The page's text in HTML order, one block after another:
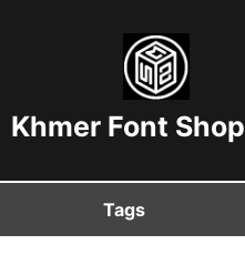
Khmer Font Shop
Tags